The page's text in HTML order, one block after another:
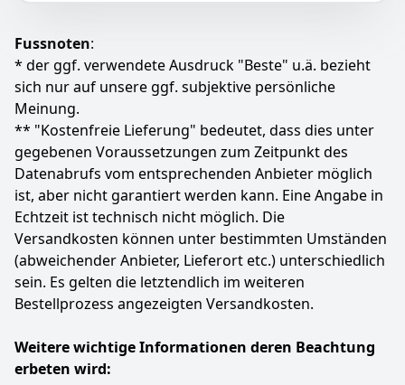
Der Rollwiderstand ist um 8% geringer als bei
herkömmlichen Reifen was sich positiv auf den
Kraftstoffverbrauch auswirkt.
Farbe
- BERLIN TIRES 7,7 kg
4508 €
Zum Angebot
Fussnoten:
* der ggf. verwendete Ausdruck "Beste" u.ä. bezieht
sich nur auf unsere ggf. subjektive persönliche
Meinung.
** "Kostenfreie Lieferung" bedeutet, dass dies unter
gegebenen Voraussetzungen zum Zeitpunkt des
Datenabrufs vom entsprechenden Anbieter möglich
ist, aber nicht garantiert werden kann. Eine Angabe in
Echtzeit ist technisch nicht möglich. Die
Versandkosten können unter bestimmten Umständen
(abweichender Anbieter, Lieferort etc.) unterschiedlich
sein. Es gelten die letztendlich im weiteren
Bestellprozess angezeigten Versandkosten.
Weitere wichtige Informationen deren Beachtung
erbeten wird: